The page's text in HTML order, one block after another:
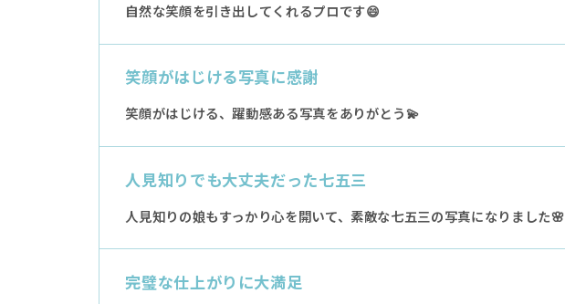
自然な笑顔を引き出してくれるプロです😄
笑顔がはじける写真に感謝
笑顔がはじける、躍動感ある写真をありがとう💫
人見知りでも大丈夫だった七五三
人見知りの娘もすっかり心を開いて、素敵な七五三の写真になりました🌸
完璧な仕上がりに大満足